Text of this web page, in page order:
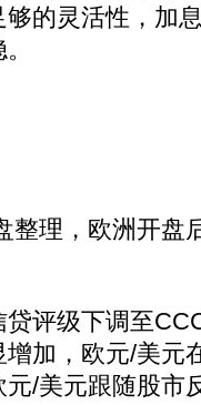
的灵活性，加
理，欧洲开盘
评级下调至
加，欧元/美元
/美元跟随股市